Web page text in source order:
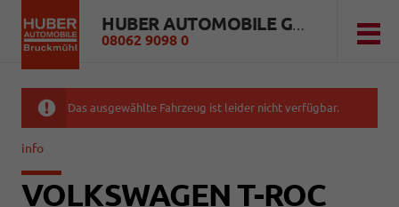
HUBER AUTOMOBILE GMBH
08062 9098 0
Das ausgewählte Fahrzeug ist leider nicht verfügbar.
info
VOLKSWAGEN T-ROC